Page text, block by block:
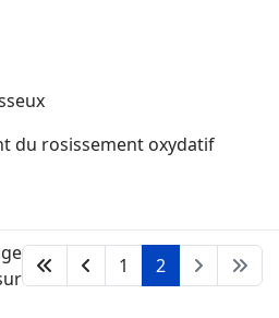
du rosissement oxydatif
1 2